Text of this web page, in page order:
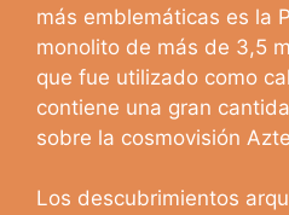
más emblemáticas es la
monolito de más de 3,5
que fue utilizado como
contiene una gran
sobre la cosmovisión
Los descubrimientos